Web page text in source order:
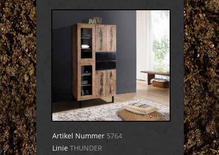
Artikel Nummer 5764
Linie THUNDER